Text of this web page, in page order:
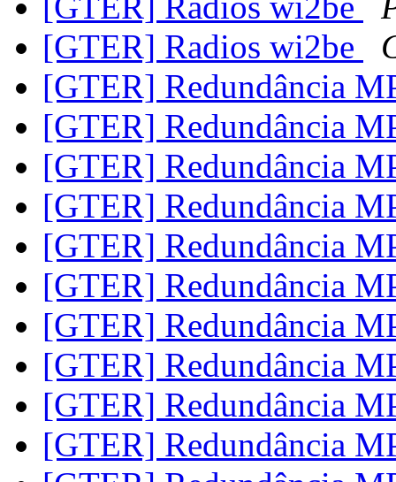
[GTER] Radios wi2be
[GTER] Redundância
[GTER] Redundância
[GTER] Redundância
[GTER] Redundância
[GTER] Redundância
[GTER] Redundância
[GTER] Redundância
[GTER] Redundância
[GTER] Redundância
[GTER] Redundância